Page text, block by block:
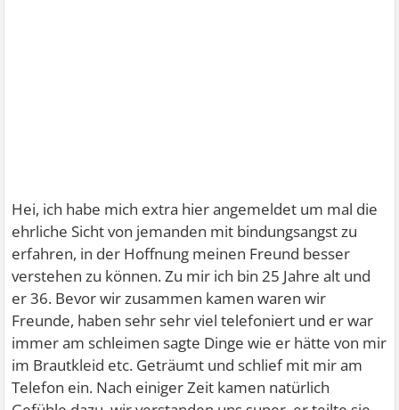
Hei, ich habe mich extra hier angemeldet um mal die
ehrliche Sicht von jemanden mit bindungsangst zu
erfahren, in der Hoffnung meinen Freund besser
verstehen zu können. Zu mir ich bin 25 Jahre alt und
er 36. Bevor wir zusammen kamen waren wir
Freunde, haben sehr sehr viel telefoniert und er war
immer am schleimen sagte Dinge wie er hätte von mir
im Brautkleid etc. Geträumt und schlief mit mir am
Telefon ein. Nach einiger Zeit kamen natürlich